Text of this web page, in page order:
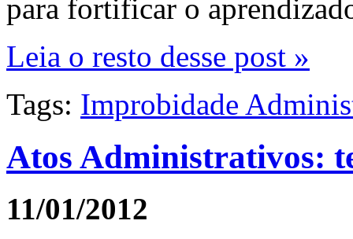
para fortificar o
Leia o resto desse post »
Tags: Improbidade
Atos Administrativos:
11/01/2012